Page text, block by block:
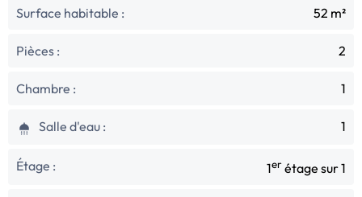
Surface habitable : 52 m²
Pièces : 2
Chambre : 1
Salle d'eau : 1
Étage : 1erétage sur 1